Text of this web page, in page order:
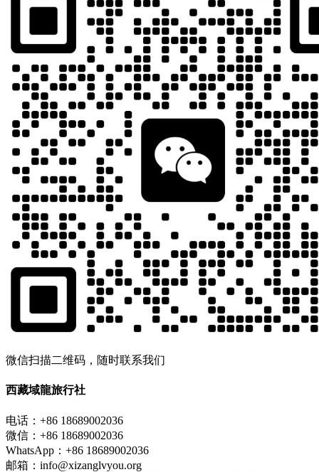
微信扫描二维码，随时联系我们
西藏域龍旅行社
电话：+86 18689002036
微信：+86 18689002036
WhatsApp：+86 18689002036
邮箱：info@xizanglvyou.org